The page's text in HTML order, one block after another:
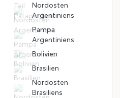
Nordosten
Argentiniens
Pampa
Argentiniens
Bolivien
Brasilien
Nordosten
Brasiliens